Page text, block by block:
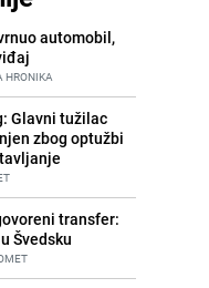
iz Bosanskog
HERCEGOVINA
Rolada od
pečenja,
bez imalo muke
za kremast i
automobil,
HRONIKA
Glavni tužilac
zbog optužbi
transfer:
Švedsku